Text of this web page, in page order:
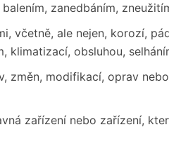
zanedbáním,
včetně, ale nejen, korozí,
klimatizací, obsluhou,
změn, modifikací, oprav
zařízení nebo zařízení,